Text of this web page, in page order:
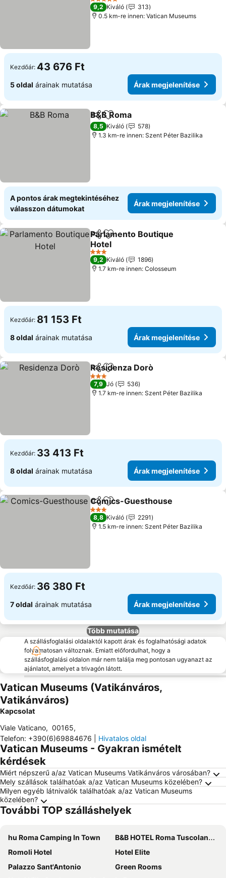
5 Kategória
9,2 Kiváló
313
0.5 km-re innen: Vatican Museums
Kezdőár: 43 676 Ft
5 oldal árainak mutatása Árak megjelenítése
Megosztás
Hozzáadás a kedvencekhez
B&B Roma
8,5 Kiváló
578
1.3 km-re innen: Szent Péter Bazilika
A pontos árak megtekintéséhez
válasszon dátumokat
Árak megjelenítése
Megosztás
Hozzáadás a kedvencekhez
Parlamento Boutique
Hotel
3 Kategória
9,2 Kiváló
1896
1.7 km-re innen: Colosseum
Kezdőár: 81 153 Ft
8 oldal árainak mutatása Árak megjelenítése
Megosztás
Hozzáadás a kedvencekhez
Residenza Dorò
3 Kategória
7,9 Jó
536
1.7 km-re innen: Szent Péter Bazilika
Kezdőár: 33 413 Ft
8 oldal árainak mutatása Árak megjelenítése
Megosztás
Hozzáadás a kedvencekhez
Comics-Guesthouse
3 Kategória
8,8 Kiváló
2291
1.5 km-re innen: Szent Péter Bazilika
Kezdőár: 36 380 Ft
7 oldal árainak mutatása Árak megjelenítése
Több mutatása
A szállásfoglalási oldalaktól kapott árak és foglalhatósági adatok
folyamatosan változnak. Emiatt előfordulhat, hogy a
szállásfoglalási oldalon már nem találja meg pontosan ugyanazt az
ajánlatot, amelyet a trivagón látott.
Vatican Museums (Vatikánváros,
Vatikánváros)
Kapcsolat
Viale Vaticano, 00165,
Telefon: +390(6)69884676 Hivatalos oldal
Vatican Museums - Gyakran ismételt
kérdések
Miért népszerű a/az Vatican Museums Vatikánváros városában?
Mely szállások találhatóak a/az Vatican Museums közelében?
Milyen egyéb látnivalók találhatóak a/az Vatican Museums
közelében?
További TOP szálláshelyek
hu Roma Camping In Town
B&B HOTEL Roma Tuscolana San Giovanni
Romoli Hotel
Hotel Elite
Palazzo Sant'Antonio
Green Rooms